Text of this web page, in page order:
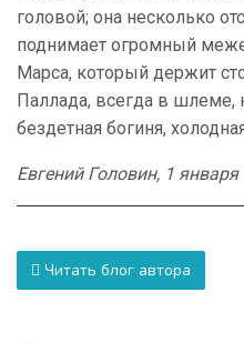
головой; она несколько
поднимает огромный
Марса, который держит
Паллада, всегда в шлеме,
бездетная богиня,
Евгений Головин, 1 января
Читать блог автора